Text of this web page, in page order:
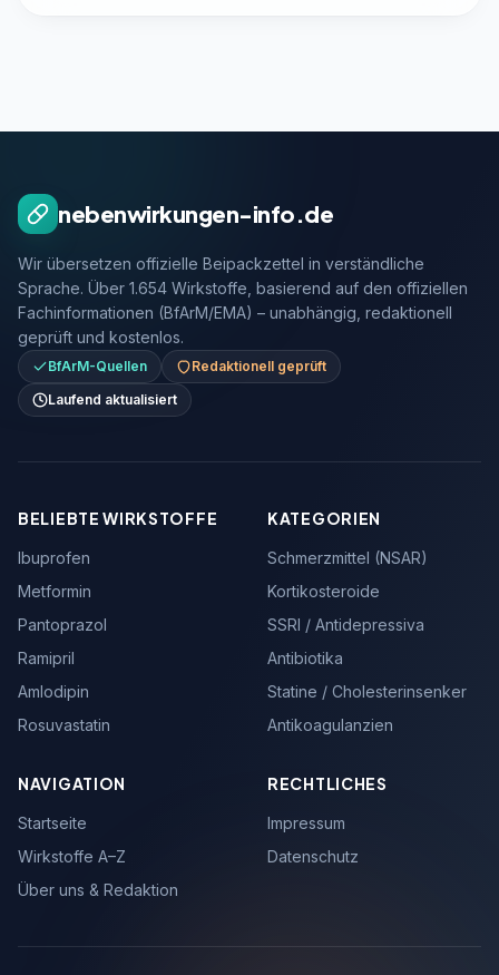
nebenwirkungen-info.de
Wir übersetzen offizielle Beipackzettel in verständliche
Sprache. Über 1.654 Wirkstoffe, basierend auf den offiziellen
Fachinformationen (BfArM/EMA) – unabhängig, redaktionell
geprüft und kostenlos.
BfArM-Quellen
Redaktionell geprüft
Laufend aktualisiert
BELIEBTE WIRKSTOFFE
Ibuprofen
Metformin
Pantoprazol
Ramipril
Amlodipin
Rosuvastatin
KATEGORIEN
Schmerzmittel (NSAR)
Kortikosteroide
SSRI / Antidepressiva
Antibiotika
Statine / Cholesterinsenker
Antikoagulanzien
NAVIGATION
Startseite
Wirkstoffe A–Z
Über uns & Redaktion
RECHTLICHES
Impressum
Datenschutz